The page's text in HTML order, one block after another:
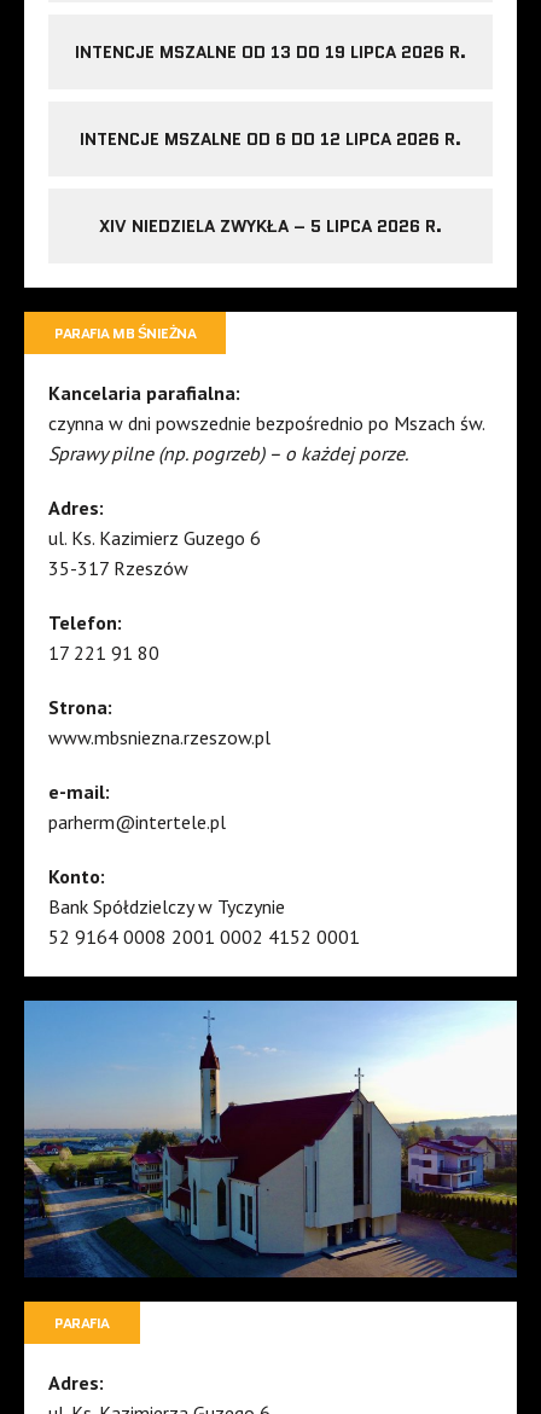
INTENCJE MSZALNE OD 13 DO 19 LIPCA 2026 R.
INTENCJE MSZALNE OD 6 DO 12 LIPCA 2026 R.
XIV NIEDZIELA ZWYKŁA – 5 LIPCA 2026 R.
PARAFIA MB ŚNIEŻNA
Kancelaria parafialna:
czynna w dni powszednie bezpośrednio po Mszach św.
Sprawy pilne (np. pogrzeb) – o każdej porze.
Adres:
ul. Ks. Kazimierz Guzego 6
35-317 Rzeszów
Telefon:
17 221 91 80
Strona:
www.mbsniezna.rzeszow.pl
e-mail:
parherm@intertele.pl
Konto:
Bank Spółdzielczy w Tyczynie
52 9164 0008 2001 0002 4152 0001
PARAFIA
Adres: